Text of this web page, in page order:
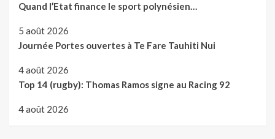
Quand l’Etat finance le sport polynésien…
5 août 2026
Journée Portes ouvertes à Te Fare Tauhiti Nui
4 août 2026
Top 14 (rugby): Thomas Ramos signe au Racing 92
4 août 2026